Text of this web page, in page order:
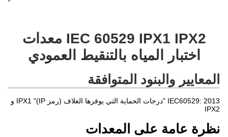
IEC 60529 IPX1 IPX2 معدات
اختبار المياه بالتنقيط العمودي
المعايير والبنود المتوافقة
IEC60529: 2013 "درجات الحماية التي يوفرها الغلاف (رمز IP)" IPX1 و
IPX2
نظرة عامة على المعدات